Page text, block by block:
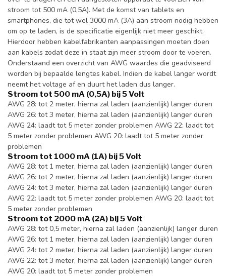
stroom tot 500 mA (0,5A). Met de komst van tablets en
smartphones, die tot wel 3000 mA (3A) aan stroom nodig hebben
om op te laden, is de specificatie eigenlijk niet meer geschikt.
Hierdoor hebben kabelfabrikanten aanpassingen moeten doen
aan kabels zodat deze in staat zijn meer stroom door te voeren.
Onderstaand een overzicht van AWG waardes die geadviseerd
worden bij bepaalde lengtes kabel. Indien de kabel langer wordt
neemt het voltage af en duurt het laden dus langer.
Stroom tot 500 mA (0,5A) bij 5 Volt
AWG 28: tot 2 meter, hierna zal laden (aanzienlijk) langer duren
AWG 26: tot 3 meter, hierna zal laden (aanzienlijk) langer duren
AWG 24: laadt tot 5 meter zonder problemen AWG 22: laadt tot
5 meter zonder problemen AWG 20: laadt tot 5 meter zonder
problemen
Stroom tot 1000 mA (1A) bij 5 Volt
AWG 28: tot 1 meter, hierna zal laden (aanzienlijk) langer duren
AWG 26: tot 2 meter, hierna zal laden (aanzienlijk) langer duren
AWG 24: tot 3 meter, hierna zal laden (aanzienlijk) langer duren
AWG 22: laadt tot 5 meter zonder problemen AWG 20: laadt tot
5 meter zonder problemen
Stroom tot 2000 mA (2A) bij 5 Volt
AWG 28: tot 0,5 meter, hierna zal laden (aanzienlijk) langer duren
AWG 26: tot 1 meter, hierna zal laden (aanzienlijk) langer duren
AWG 24: tot 2 meter, hierna zal laden (aanzienlijk) langer duren
AWG 22: tot 3 meter, hierna zal laden (aanzienlijk) langer duren
AWG 20: laadt tot 5 meter zonder problemen